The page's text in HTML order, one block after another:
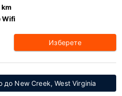
km
Wifi
Изберете
до New Creek, West Virginia